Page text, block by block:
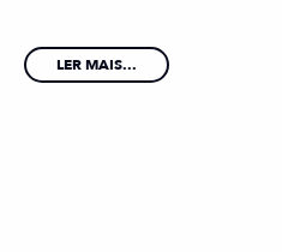
LER MAIS...